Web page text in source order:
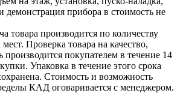
демонстрация прибора в стоимость не
товара производится по количеству
Проверка товара на качество,
производится покупателем в течение 14
Упаковка в течение этого срока
Стоимость и возможность
КАД оговаривается с менеджером.